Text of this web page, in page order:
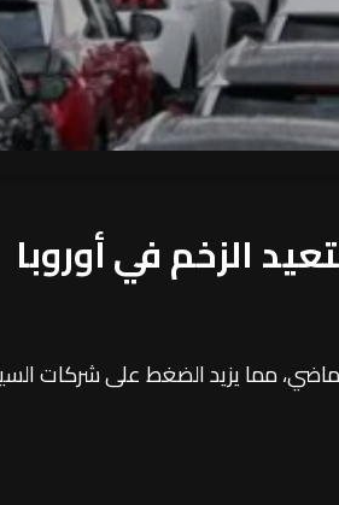
الزخم في أوروبا
مما يزيد الضغط على شركات